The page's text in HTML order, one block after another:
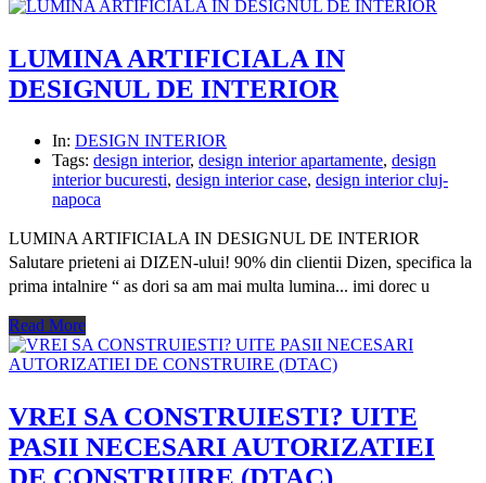
LUMINA ARTIFICIALA IN
DESIGNUL DE INTERIOR
In: DESIGN INTERIOR
Tags: design interior, design interior apartamente, design
interior bucuresti, design interior case, design interior cluj-
napoca
LUMINA ARTIFICIALA IN DESIGNUL DE INTERIOR
Salutare prieteni ai DIZEN-ului! 90% din clientii Dizen, specifica la
prima intalnire “ as dori sa am mai multa lumina... imi dorec u
Read More
VREI SA CONSTRUIESTI? UITE
PASII NECESARI AUTORIZATIEI
DE CONSTRUIRE (DTAC)